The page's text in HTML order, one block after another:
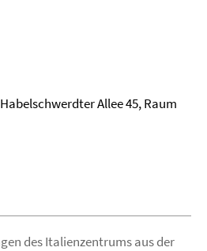
Allee 45, Raum
des Italienzentrums aus der